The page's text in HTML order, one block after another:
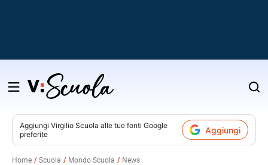
Salta
contenuto
Aggiungi Virgilio Scuola alle tue fonti Google
preferite
Aggiungi
Home Scuola Mondo Scuola News